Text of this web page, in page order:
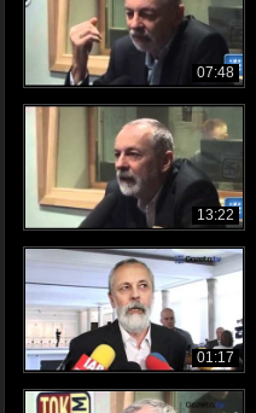
07:48
13:22
01:17